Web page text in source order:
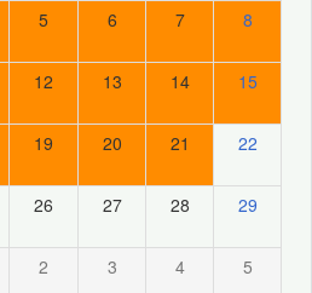
5 6 7 8
12 13 14 15
19 20 21 22
26 27 28 29
2 3 4 5